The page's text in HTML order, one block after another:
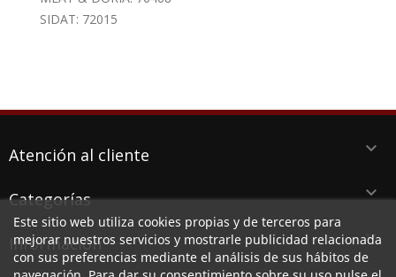
SIDAT: 72015
Atención al cliente keyboard_arrow_down
Categorías keyboard_arrow_down
Información keyboard_arrow_down
Este sitio web utiliza cookies propias y de terceros para
mejorar nuestros servicios y mostrarle publicidad relacionada
con sus preferencias mediante el análisis de sus hábitos de